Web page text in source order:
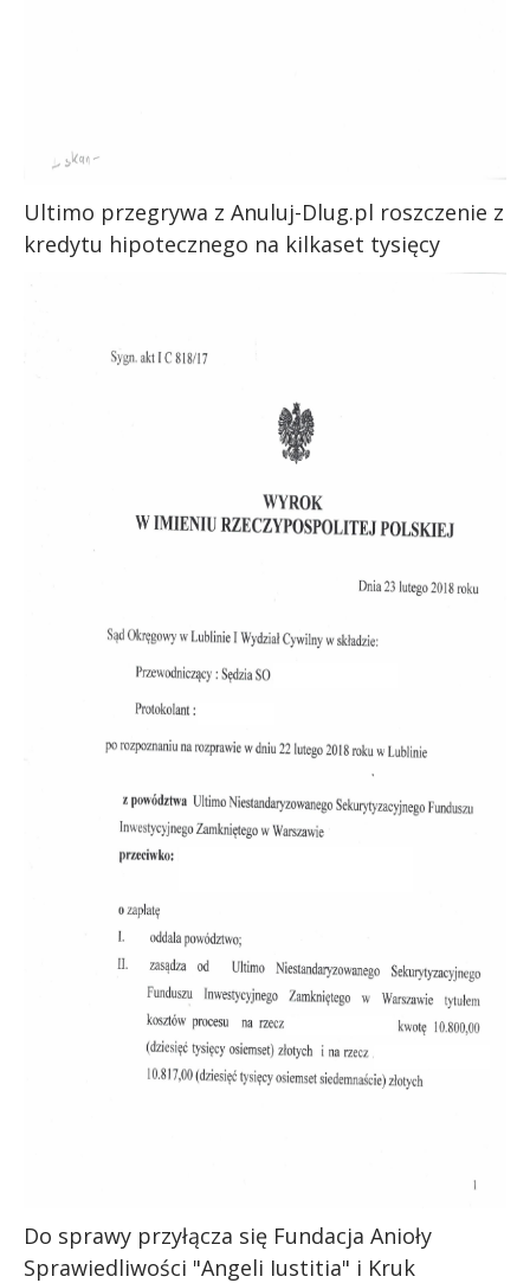
Ultimo przegrywa z Anuluj-Dlug.pl roszczenie z
kredytu hipotecznego na kilkaset tysięcy
Do sprawy przyłącza się Fundacja Anioły
Sprawiedliwości "Angeli Iustitia" i Kruk